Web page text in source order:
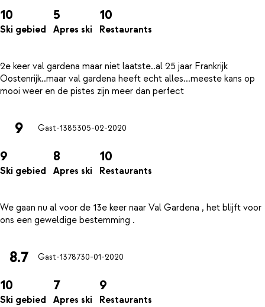
10
Ski gebied
5
Apres ski
10
Restaurants
2e keer val gardena maar niet laatste..al 25 jaar Frankrijk
Oostenrijk..maar val gardena heeft echt alles...meeste kans op
9 Gast-1385305-02-2020
9
Ski gebied
8
Apres ski
10
Restaurants
We gaan nu al voor de 13e keer naar Val Gardena , het blijft voor
8.7 Gast-1378730-01-2020
10
Ski gebied
7
Apres ski
9
Restaurants